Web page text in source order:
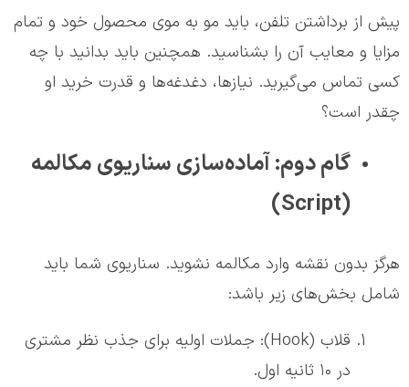
پیش از برداشتن تلفن، باید مو به موی محصول خود و تمام
مزایا و معایب آن را بشناسید. همچنین باید بدانید با چه
کسی تماس می‌گیرید. نیازها، دغدغه‌ها و قدرت خرید او
چقدر است؟
گام دوم: آماده‌سازی سناریوی مکالمه
(Script)
هرگز بدون نقشه وارد مکالمه نشوید. سناریوی شما باید
شامل بخش‌های زیر باشد:
قلاب (Hook): جملات اولیه برای جذب نظر مشتری
در ۱۰ ثانیه اول.